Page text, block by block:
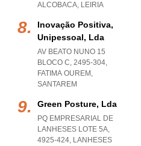
ALCOBACA, LEIRIA
Inovação Positiva,
Unipessoal, Lda
AV BEATO NUNO 15
BLOCO C, 2495-304,
FATIMA OUREM ,
SANTAREM
Green Posture, Lda
PQ EMPRESARIAL DE
LANHESES LOTE 5A,
4925-424, LANHESES